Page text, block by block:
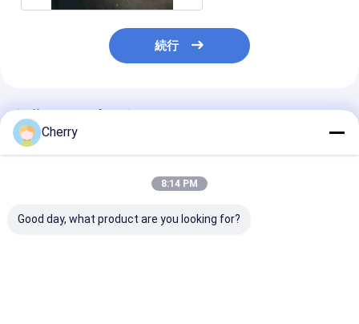
続行
推薦されたプロダクト
Cherry
8:14 PM
Good day, what product are you looking for?